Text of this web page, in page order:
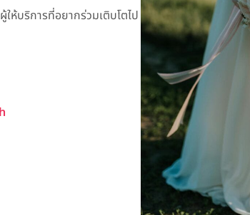
บริการที่อยากร่วมเติบโตไป